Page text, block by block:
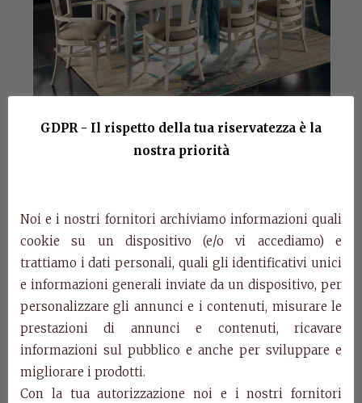
rettangolare
allungabile Marco
Polo
Art. 6091/T
Tavolo rettangolare allungabile.
cm. l.160 p.100 h. 81 (+2 all. da cm. 40)
GDPR - Il rispetto della tua riservatezza è la
nostra priorità
Noi e i nostri fornitori archiviamo informazioni quali
cookie su un dispositivo (e/o vi accediamo) e
trattiamo i dati personali, quali gli identificativi unici
e informazioni generali inviate da un dispositivo, per
personalizzare gli annunci e i contenuti, misurare le
prestazioni di annunci e contenuti, ricavare
informazioni sul pubblico e anche per sviluppare e
migliorare i prodotti.
Con la tua autorizzazione noi e i nostri fornitori